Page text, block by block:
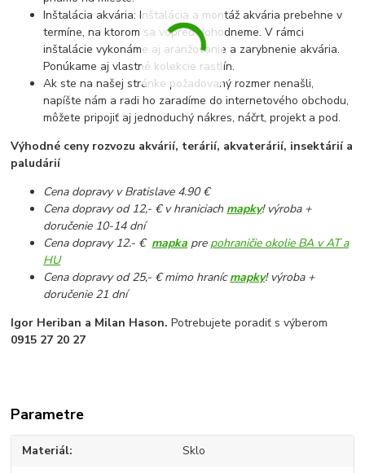
Inštalácia akvária: Inštalácia a montáž akvária prebehne v
termíne, na ktorom sa vopred dohodneme. V rámci
inštalácie vykonáme aj aranžovanie a zarybnenie akvária.
Ponúkame aj vlastné kolekcie rastlín.
Ak ste na našej stránke požadovaný rozmer nenašli,
napíšte nám a radi ho zaradíme do internetového obchodu,
môžete pripojiť aj jednoduchý nákres, náčrt, projekt a pod.
Výhodné ceny rozvozu akvárií, terárií, akvaterárií, insektárií a
paludárií
Cena dopravy v Bratislave 4.90 €
Cena dopravy od 12,- € v hraniciach mapky! výroba +
doručenie 10-14 dní
Cena dopravy 12.- € mapka pre pohraničie okolie BA v AT a
HU
Cena dopravy od 25,- € mimo hranícmapky! výroba +
doručenie 21 dní
Igor Heriban a Milan Hason.Potrebujete poradiť s výberom
0915 27 20 27
Parametre
Materiál Sklo